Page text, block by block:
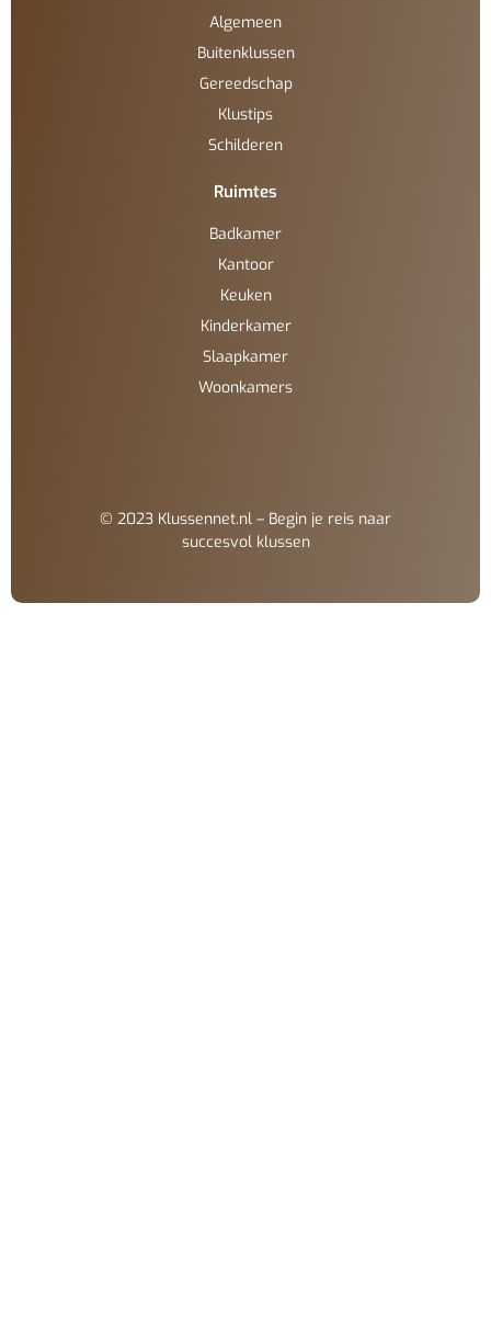
Algemeen
Buitenklussen
Gereedschap
Klustips
Schilderen
Ruimtes
Badkamer
Kantoor
Keuken
Kinderkamer
Slaapkamer
Woonkamers
© 2023 Klussennet.nl – Begin je reis naar
succesvol klussen